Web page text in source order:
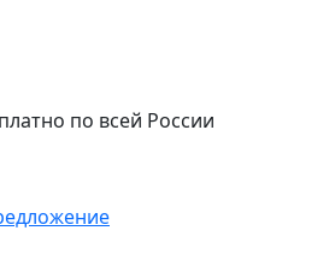
по всей России